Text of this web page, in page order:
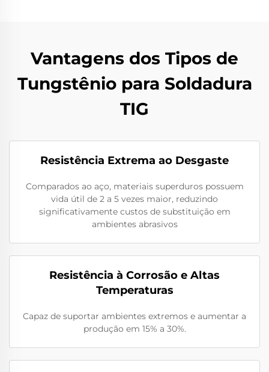
Vantagens dos Tipos de
Tungstênio para Soldadura
TIG
Resistência Extrema ao Desgaste
Comparados ao aço, materiais superduros possuem
vida útil de 2 a 5 vezes maior, reduzindo
significativamente custos de substituição em
ambientes abrasivos
Resistência à Corrosão e Altas
Temperaturas
Capaz de suportar ambientes extremos e aumentar a
produção em 15% a 30%.